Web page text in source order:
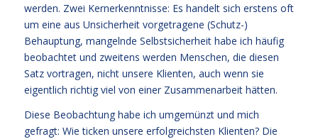
werden. Zwei Kernerkenntnisse: Es handelt sich erstens oft
um eine aus Unsicherheit vorgetragene (Schutz-)
Behauptung, mangelnde Selbstsicherheit habe ich häufig
beobachtet und zweitens werden Menschen, die diesen
Satz vortragen, nicht unsere Klienten, auch wenn sie
eigentlich richtig viel von einer Zusammenarbeit hätten.
Diese Beobachtung habe ich umgemünzt und mich
gefragt: Wie ticken unsere erfolgreichsten Klienten? Die